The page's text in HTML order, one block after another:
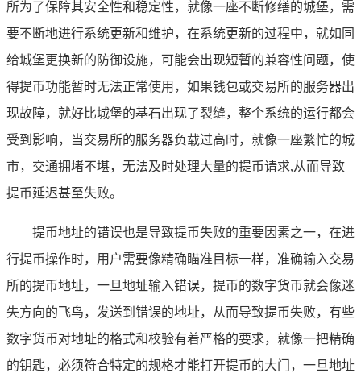
所为了保障其安全性和稳定性，就像一座不断修缮的城堡，需
要不断地进行系统更新和维护，在系统更新的过程中，就如同
给城堡更换新的防御设施，可能会出现短暂的兼容性问题，使
得提币功能暂时无法正常使用，如果钱包或交易所的服务器出
现故障，就好比城堡的基石出现了裂缝，整个系统的运行都会
受到影响，当交易所的服务器负载过高时，就像一座繁忙的城
市，交通拥堵不堪，无法及时处理大量的提币请求,从而导致
提币延迟甚至失败。
提币地址的错误也是导致提币失败的重要因素之一，在进
行提币操作时，用户需要像精确瞄准目标一样，准确输入交易
所的提币地址，一旦地址输入错误，提币的数字货币就会像迷
失方向的飞鸟，发送到错误的地址，从而导致提币失败，有些
数字货币对地址的格式和校验有着严格的要求，就像一把精确
的钥匙，必须符合特定的规格才能打开提币的大门，一旦地址